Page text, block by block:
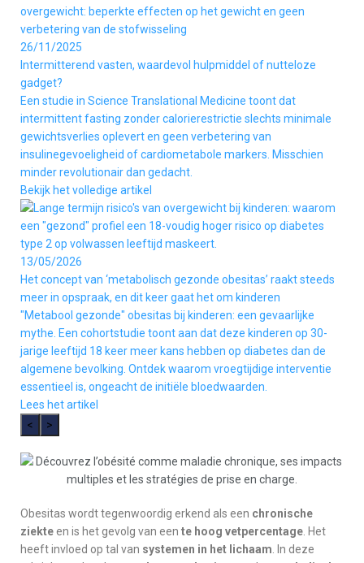
26/11/2025
Intermitterend vasten, waardevol hulpmiddel of nutteloze
gadget?
Een studie in Science Translational Medicine toont dat
intermittent fasting zonder calorierestrictie slechts minimale
gewichtsverlies oplevert en geen verbetering van
insulinegevoeligheid of cardiometabole markers. Misschien
minder revolutionair dan gedacht.
Bekijk het volledige artikel
13/05/2026
Het concept van ‘metabolisch gezonde obesitas’ raakt steeds
meer in opspraak, en dit keer gaat het om kinderen
"Metabool gezonde" obesitas bij kinderen: een gevaarlijke
mythe. Een cohortstudie toont aan dat deze kinderen op 30-
jarige leeftijd 18 keer meer kans hebben op diabetes dan de
algemene bevolking. Ontdek waarom vroegtijdige interventie
essentieel is, ongeacht de initiële bloedwaarden.
Lees het artikel
<
>
Obesitas wordt tegenwoordig erkend als een chronische
ziekteen is het gevolg van een te hoog vetpercentage . Het
heeft invloed op tal van systemen in het lichaam . In deze